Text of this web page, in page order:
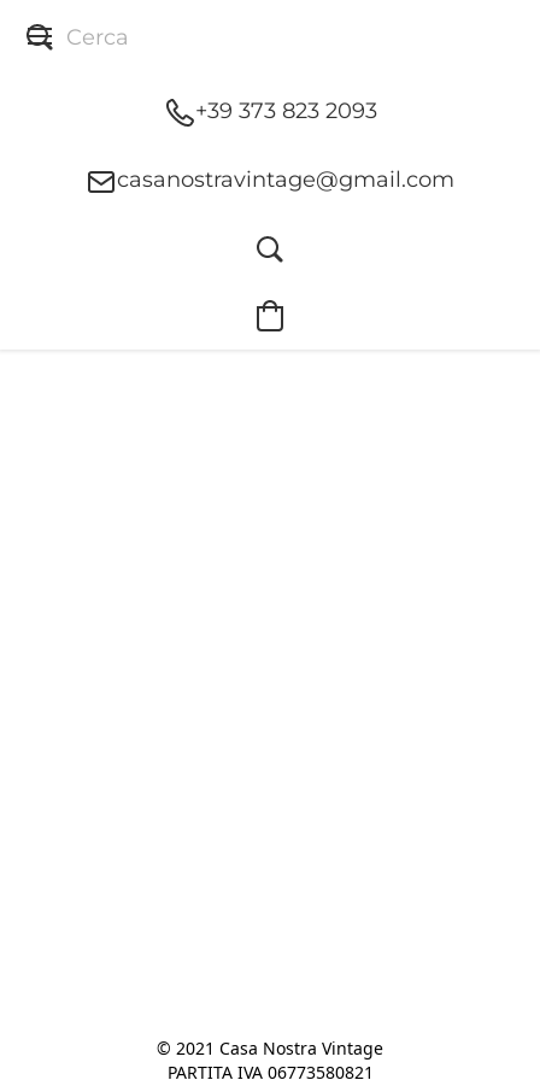
+39 373 823 2093
casanostravintage@gmail.com
© 2021 Casa Nostra Vintage
PARTITA IVA 06773580821